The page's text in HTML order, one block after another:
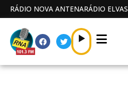
RÁDIO NOVA ANTENARÁDIO ELVAS